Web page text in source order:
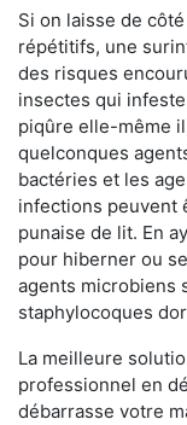
Si on laisse de
répétitifs, une
des risques
insectes qui
piqûre elle-même
quelconques
bactéries et les
infections peuvent
punaise de lit. En
pour hiberner ou
agents microbiens
staphylocoques
La meilleure
professionnel en
débarrasse votre